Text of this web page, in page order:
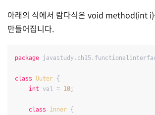
아래의 식에서 람다식은 void method(int
만들어집니다.
package
class Outer {
int val = 10;
class Inner {